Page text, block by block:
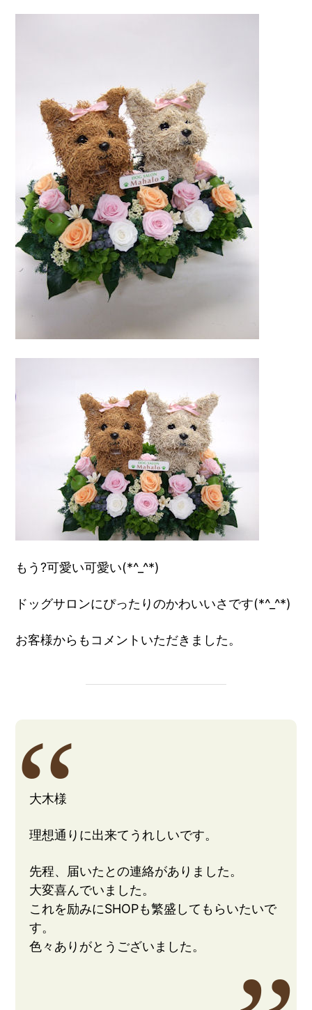
もう?可愛い可愛い(*^_^*)
ドッグサロンにぴったりのかわいいさです(*^_^*)
お客様からもコメントいただきました。
大木様
理想通りに出来てうれしいです。
先程、届いたとの連絡がありました。
大変喜んでいました。
これを励みにSHOPも繁盛してもらいたいで
す。
色々ありがとうございました。